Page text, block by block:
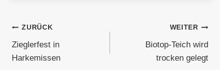
Beitragsnavigation
ZURÜCK
Zieglerfest in
Harkemissen
WEITER
Biotop-Teich wird
trocken gelegt